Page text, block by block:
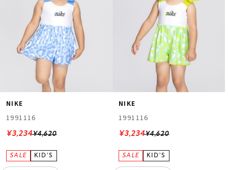
NIKE
1991116
¥4,620
¥3,234
NIKE
1991116
¥4,620
¥3,234